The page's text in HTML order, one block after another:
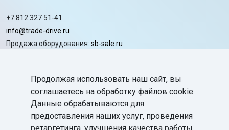
+7 812 327 51-41
info@trade-drive.ru
Продажа оборудования: sb-sale.ru
Автоматизацияchevron_right
Маркировкаchevron_right
Продолжая использовать наш сайт, вы
соглашаетесь на обработку файлов cookie.
Данные обрабатываются для
предоставления наших услуг, проведения